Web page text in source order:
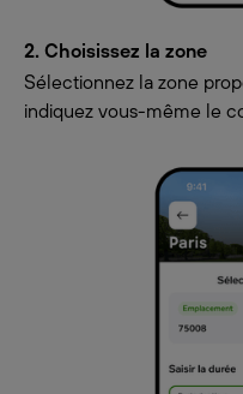
2. Choisissez la zone
Sélectionnez la zone
indiquez vous-même le